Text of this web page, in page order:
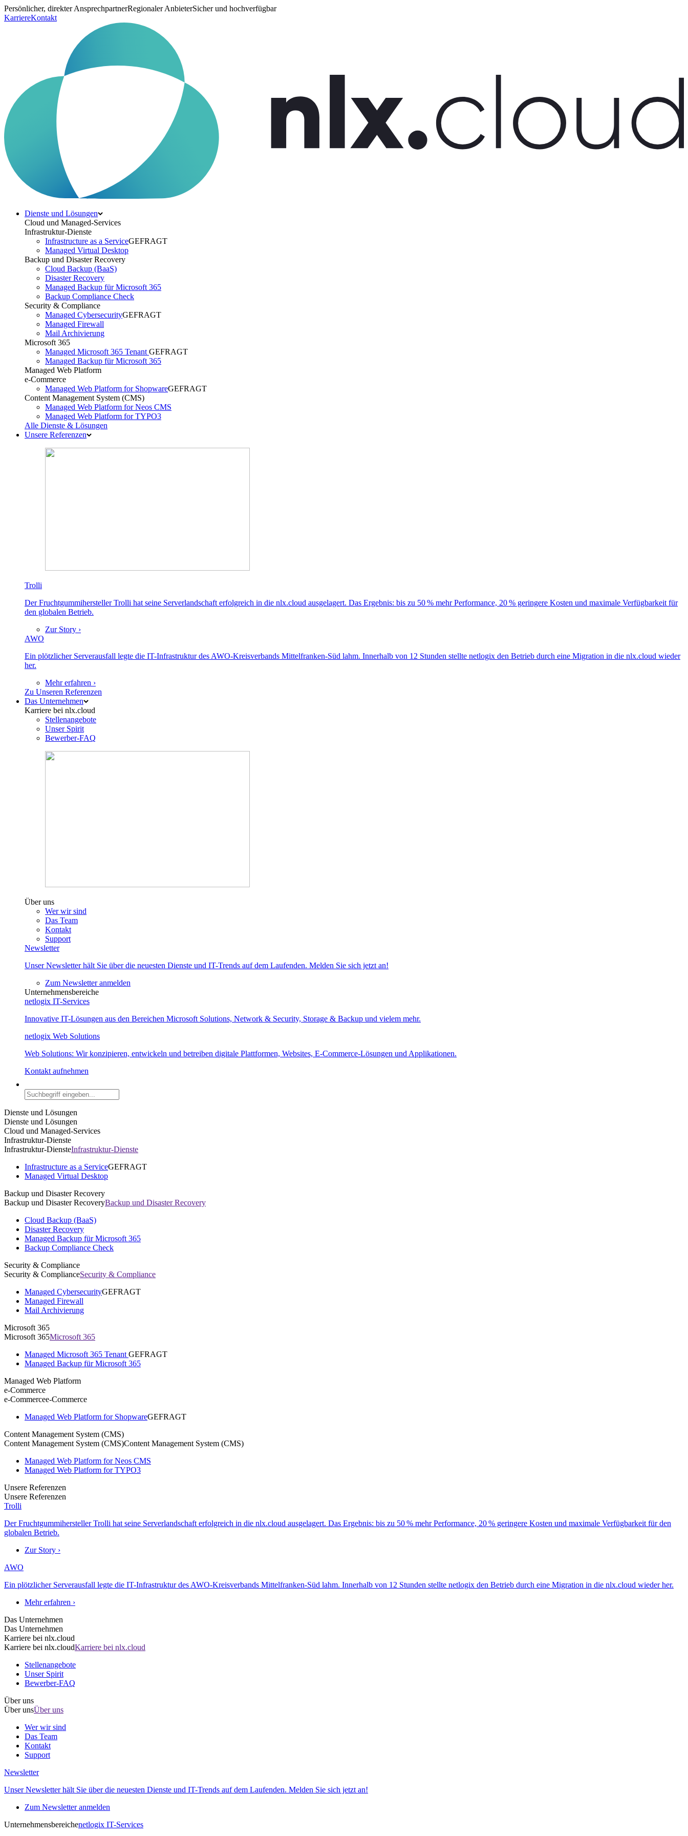
Persönlicher, direkter AnsprechpartnerRegionaler AnbieterSicher und hochverfügbar
KarriereKontakt
Dienste und Lösungen
Cloud und Managed-Services
Infrastruktur-Dienste
Infrastructure as a ServiceGEFRAGT
Managed Virtual Desktop
Backup und Disaster Recovery
Cloud Backup (BaaS)
Disaster Recovery
Managed Backup für Microsoft 365
Backup Compliance Check
Security & Compliance
Managed CybersecurityGEFRAGT
Managed Firewall
Mail Archivierung
Microsoft 365
Managed Microsoft 365 Tenant GEFRAGT
Managed Backup für Microsoft 365
Managed Web Platform
e-Commerce
Managed Web Platform for ShopwareGEFRAGT
Content Management System (CMS)
Managed Web Platform for Neos CMS
Managed Web Platform for TYPO3
Alle Dienste & Lösungen
Unsere Referenzen
Trolli
Der Fruchtgummihersteller Trolli hat seine Serverlandschaft erfolgreich in die nlx.cloud ausgelagert. Das Ergebnis: bis zu 50 % mehr Performance, 20 % geringere Kosten und maximale Verfügbarkeit für
den globalen Betrieb.
Zur Story ›
AWO
Ein plötzlicher Serverausfall legte die IT-Infrastruktur des AWO-Kreisverbands Mittelfranken-Süd lahm. Innerhalb von 12 Stunden stellte netlogix den Betrieb durch eine Migration in die nlx.cloud wieder
her.
Mehr erfahren ›
Zu Unseren Referenzen
Das Unternehmen
Karriere bei nlx.cloud
Stellenangebote
Unser Spirit
Bewerber-FAQ
Über uns
Wer wir sind
Das Team
Kontakt
Support
Newsletter
Unser Newsletter hält Sie über die neuesten Dienste und IT-Trends auf dem Laufenden. Melden Sie sich jetzt an!
Zum Newsletter anmelden
Unternehmensbereiche
netlogix IT-Services
Innovative IT-Lösungen aus den Bereichen Microsoft Solutions, Network & Security, Storage & Backup und vielem mehr.
netlogix Web Solutions
Web Solutions: Wir konzipieren, entwickeln und betreiben digitale Plattformen, Websites, E-Commerce-Lösungen und Applikationen.
Kontakt aufnehmen
Dienste und Lösungen
Dienste und Lösungen
Cloud und Managed-Services
Infrastruktur-Dienste
Infrastruktur-DiensteInfrastruktur-Dienste
Infrastructure as a ServiceGEFRAGT
Managed Virtual Desktop
Backup und Disaster Recovery
Backup und Disaster RecoveryBackup und Disaster Recovery
Cloud Backup (BaaS)
Disaster Recovery
Managed Backup für Microsoft 365
Backup Compliance Check
Security & Compliance
Security & ComplianceSecurity & Compliance
Managed CybersecurityGEFRAGT
Managed Firewall
Mail Archivierung
Microsoft 365
Microsoft 365Microsoft 365
Managed Microsoft 365 Tenant GEFRAGT
Managed Backup für Microsoft 365
Managed Web Platform
e-Commerce
e-Commercee-Commerce
Managed Web Platform for ShopwareGEFRAGT
Content Management System (CMS)
Content Management System (CMS)Content Management System (CMS)
Managed Web Platform for Neos CMS
Managed Web Platform for TYPO3
Unsere Referenzen
Unsere Referenzen
Trolli
Der Fruchtgummihersteller Trolli hat seine Serverlandschaft erfolgreich in die nlx.cloud ausgelagert. Das Ergebnis: bis zu 50 % mehr Performance, 20 % geringere Kosten und maximale Verfügbarkeit für den
globalen Betrieb.
Zur Story ›
AWO
Ein plötzlicher Serverausfall legte die IT-Infrastruktur des AWO-Kreisverbands Mittelfranken-Süd lahm. Innerhalb von 12 Stunden stellte netlogix den Betrieb durch eine Migration in die nlx.cloud wieder her.
Mehr erfahren ›
Das Unternehmen
Das Unternehmen
Karriere bei nlx.cloud
Karriere bei nlx.cloudKarriere bei nlx.cloud
Stellenangebote
Unser Spirit
Bewerber-FAQ
Über uns
Über unsÜber uns
Wer wir sind
Das Team
Kontakt
Support
Newsletter
Unser Newsletter hält Sie über die neuesten Dienste und IT-Trends auf dem Laufenden. Melden Sie sich jetzt an!
Zum Newsletter anmelden
Unternehmensbereichenetlogix IT-Services